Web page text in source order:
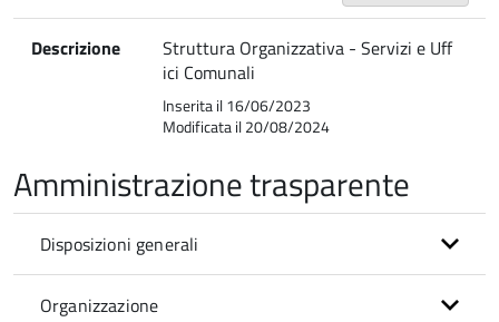
Descrizione
Struttura Organizzativa - Servizi e Uff
ici Comunali
Inserita il 16/06/2023
Modificata il 20/08/2024
Amministrazione trasparente
Disposizioni generali
Organizzazione